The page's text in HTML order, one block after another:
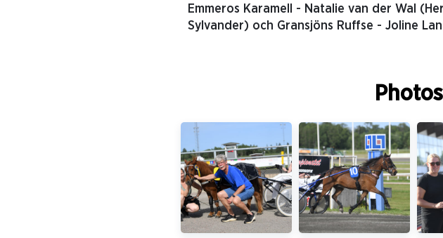
Emmeros Karamell - Natalie van der Wal
Sylvander) och Gransjöns Ruffse - Joline